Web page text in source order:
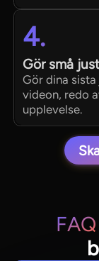
4.
Gör små
Gör dina
videon, redo
upplevelse.
FAQ